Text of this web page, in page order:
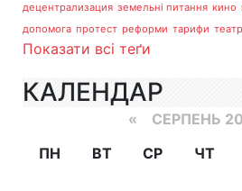
децентрализация земельні питання кино
допомога протест реформи тарифи театр
Показати всі теґи
КАЛЕНДАР
« СЕРПЕНЬ
ПН
ВТ СР ЧТ